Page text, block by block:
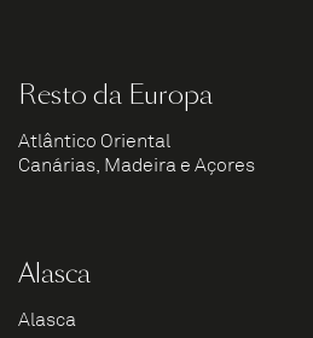
Resto da Europa
Atlântico Oriental
Canárias, Madeira e Açores
Alasca
Alasca